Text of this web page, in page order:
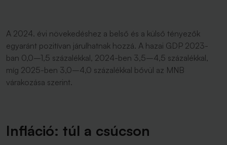
A 2024. évi növekedéshez a belső és a külső tényezők
egyaránt pozitívan járulhatnak hozzá. A hazai GDP 2023-
ban 0,0–1,5 százalékkal, 2024-ben 3,5–4,5 százalékkal,
míg 2025-ben 3,0–4,0 százalékkal bővül az MNB
várakozása szerint.
Infláció: túl a csúcson